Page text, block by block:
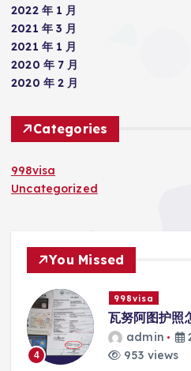
2022 年 1 月
2021 年 3 月
2021 年 1 月
2020 年 7 月
2020 年 2 月
Categories
998visa
Uncategorized
You Missed
4
998visa
瓦努阿图护照
admin
953 views